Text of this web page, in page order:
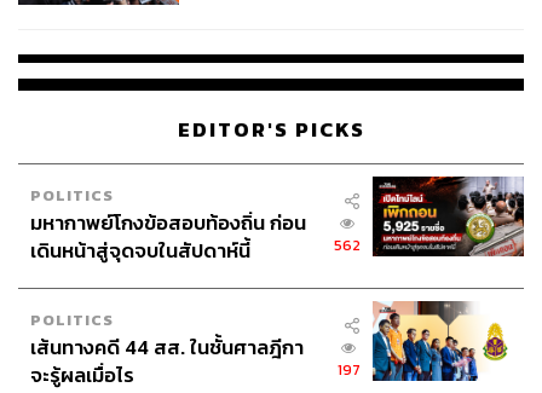
EDITOR'S PICKS
POLITICS
มหากาพย์โกงข้อสอบท้องถิ่น ก่อน
เดินหน้าสู่จุดจบในสัปดาห์นี้
562
POLITICS
เส้นทางคดี 44 สส. ในชั้นศาลฎีกา
จะรู้ผลเมื่อไร
197